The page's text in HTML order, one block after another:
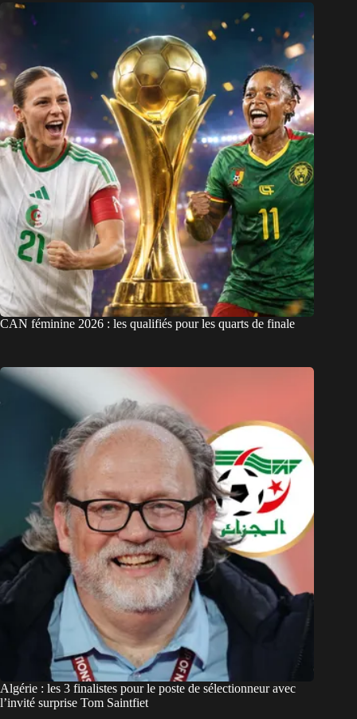
CAN féminine 2026 : les qualifiés pour les quarts de finale
Algérie : les 3 finalistes pour le poste de sélectionneur avec
l’invité surprise Tom Saintfiet